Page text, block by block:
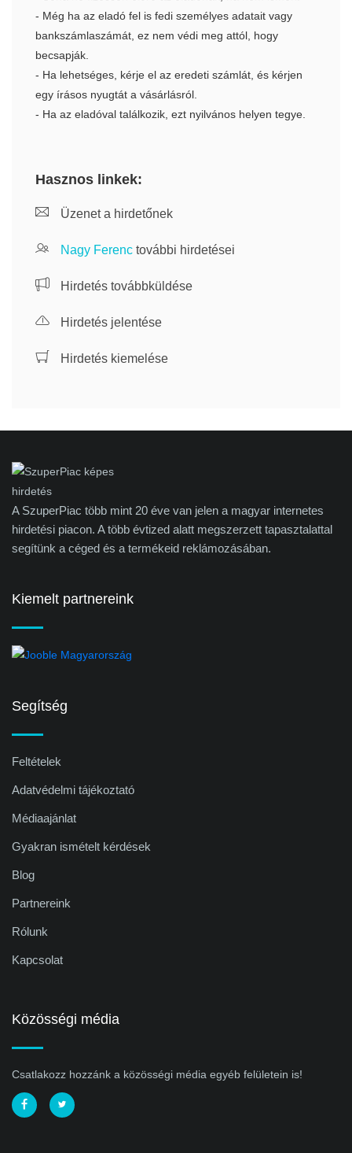
- Még ha az eladó fel is fedi személyes adatait vagy
bankszámlaszámát, ez nem védi meg attól, hogy
becsapják.
- Ha lehetséges, kérje el az eredeti számlát, és kérjen
egy írásos nyugtát a vásárlásról.
- Ha az eladóval találkozik, ezt nyilvános helyen tegye.
Hasznos linkek:
Üzenet a hirdetőnek
Nagy Ferenc további hirdetései
Hirdetés továbbküldése
Hirdetés jelentése
Hirdetés kiemelése
A SzuperPiac több mint 20 éve van jelen a magyar internetes
hirdetési piacon. A több évtized alatt megszerzett tapasztalattal
segítünk a céged és a termékeid reklámozásában.
Kiemelt partnereink
Segítség
Feltételek
Adatvédelmi tájékoztató
Médiaajánlat
Gyakran ismételt kérdések
Blog
Partnereink
Rólunk
Kapcsolat
Közösségi média
Csatlakozz hozzánk a közösségi média egyéb felületein is!